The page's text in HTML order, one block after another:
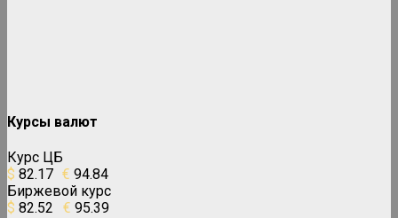
Курсы валют
Курс ЦБ
$ 82.17 € 94.84
Биржевой курс
$ 82.52 € 95.39